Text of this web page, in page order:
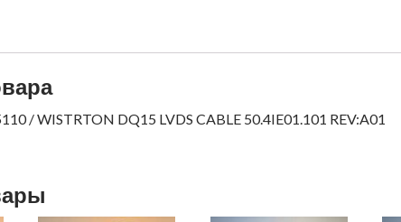
/ WISTRTON DQ15 LVDS CABLE 50.4IE01.101 REV:A01